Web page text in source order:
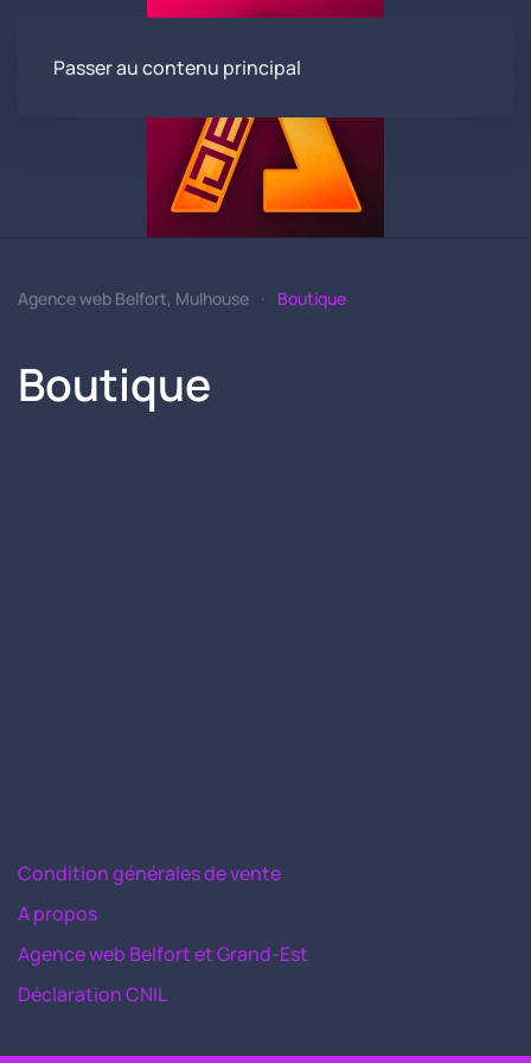
Passer au contenu principal
Agence web Belfort, Mulhouse Boutique
Boutique
Condition générales de vente
A propos
Agence web Belfort et Grand-Est
Déclaration CNIL